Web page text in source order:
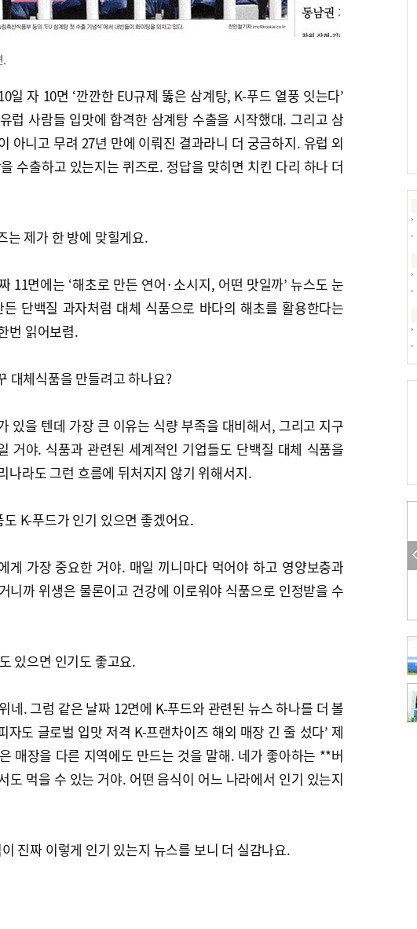
.
자 10면 ‘깐깐한 EU규제 뚫은 삼계탕, K-푸드 열풍 잇는다’
럽 사람들 입맛에 합격한 삼계탕 수출을 시작했대. 그리고 삼
아니고 무려 27년 만에 이뤄진 결과라니 더 궁금하지. 유럽 외
수출하고 있는지는 퀴즈로. 정답을 맞히면 치킨 다리 하나 더
제가 한 방에 맞힐게요.
11면에는 ‘해초로 만든 연어·소시지, 어떤 맛일까’ 뉴스도 눈
단백질 과자처럼 대체 식품으로 바다의 해초를 활용한다는
번 읽어보렴.
대체식품을 만들려고 하나요?
있을 텐데 가장 큰 이유는 식량 부족을 대비해서, 그리고 지구
거야. 식품과 관련된 세계적인 기업들도 단백질 대체 식품을
나라도 그런 흐름에 뒤처지지 않기 위해서지.
K-푸드가 인기 있으면 좋겠어요.
가장 중요한 거야. 매일 끼니마다 먹어야 하고 영양보충과
니까 위생은 물론이고 건강에 이로워야 식품으로 인정받을 수
있으면 인기도 좋고요.
네. 그럼 같은 날짜 12면에 K-푸드와 관련된 뉴스 하나를 더 볼
자도 글로벌 입맛 저격 K-프랜차이즈 해외 매장 긴 줄 섰다’ 제
매장을 다른 지역에도 만드는 것을 말해. 네가 좋아하는 **버
도 먹을 수 있는 거야. 어떤 음식이 어느 나라에서 인기 있는지
진짜 이렇게 인기 있는지 뉴스를 보니 더 실감나요.